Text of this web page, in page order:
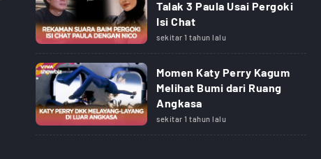
Talak 3 Paula Usai Pergoki
Isi Chat
sekitar 1 tahun lalu
Momen Katy Perry Kagum
Melihat Bumi dari Ruang
Angkasa
sekitar 1 tahun lalu